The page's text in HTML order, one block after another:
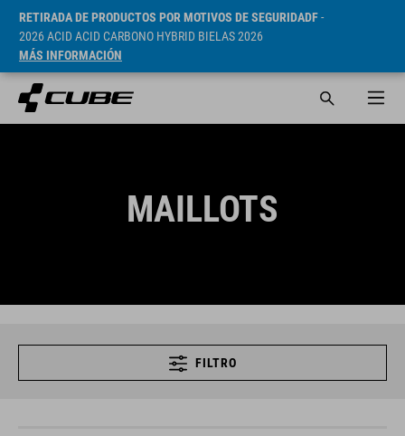
RETIRADA DE PRODUCTOS POR MOTIVOS DE SEGURIDADF-
2026 ACID ACID CARBONO HYBRID BIELAS 2026
MÁS INFORMACIÓN
MAILLOTS
FILTRO